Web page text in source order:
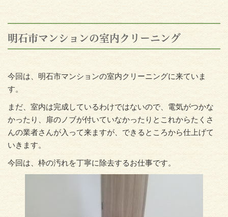
明石市マンションの室内クリーニング
今回は、明石市マンションの室内クリーニングに来ていま
す。
まだ、室内は完成しているわけではないので、電気がつかな
かったり、扉のノブが付いていなかったりとこれからたくさ
んの業者さんが入って来ますが、できるところから仕上げて
いきます。
今回は、枠の汚れを丁寧に除去するお仕事です。